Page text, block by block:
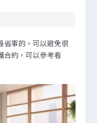
省事的，可以避免很
合約，可以參考看